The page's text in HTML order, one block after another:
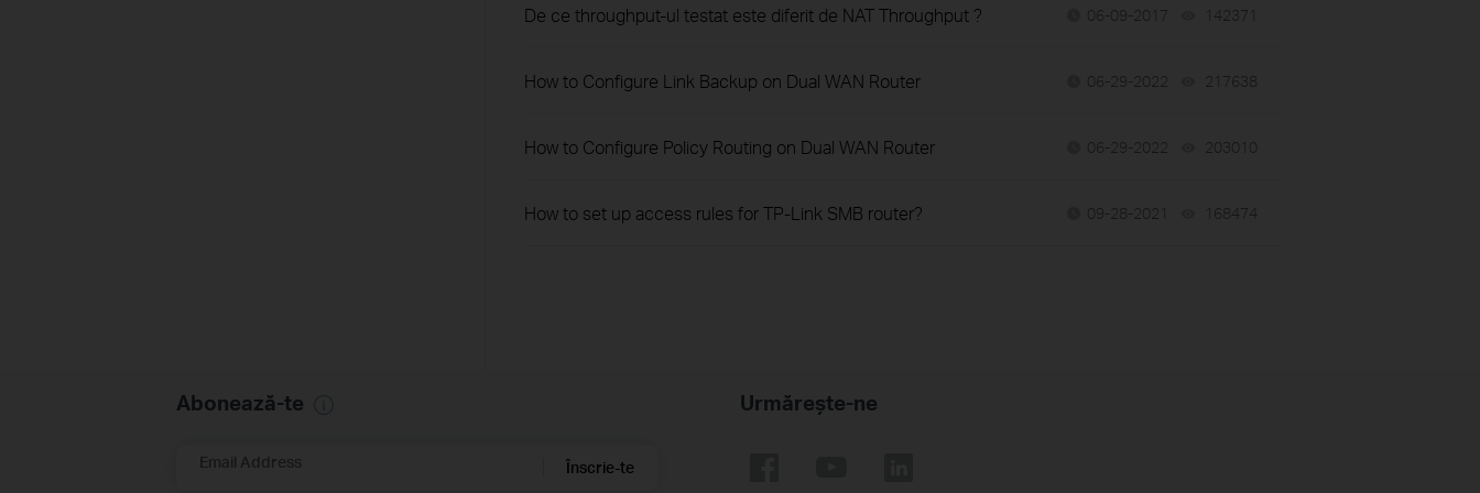
De ce throughput-ul testat este diferit de NAT Throughput ? 06-09-2017 142371
How to Configure Link Backup on Dual WAN Router 06-29-2022 217638
How to Configure Policy Routing on Dual WAN Router 06-29-2022 203010
How to set up access rules for TP-Link SMB router? 09-28-2021 168474
Abonează-te
Email Address Înscrie-te
Urmărește-ne